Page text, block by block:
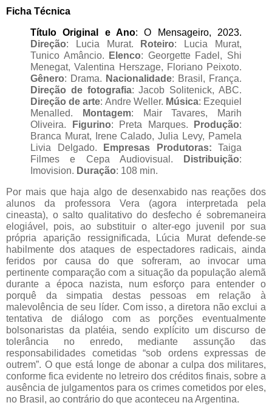
Ficha Técnica
Título Original e Ano
Direção: Lucia Murat. Roteiro: Lucia Murat,
Tunico Amâncio.
Elenco: Georgette Fadel, Shi
Menegat, Valentina Herszage, Floriano Peixoto.
Gênero: Drama. Nacionalidade: Brasil, França.
Direção de fotografia: Jacob Solitenick, ABC.
Direção de arte: Andre Weller. Música: Ezequiel
Menalled.
Montagem: Mair Tavares, Marih
Oliveira.
Figurino: Preta Marques. Produção:
Branca Murat, Irene Calado, Julia Levy, Pamela
Livia Delgado.
Empresas Produtoras: Taiga
Filmes e Cepa Audiovisual.
Distribuição:
Imovision. Duração: 108 min.
Por mais que haja algo de desenxabido nas reações dos
alunos da professora Vera (agora interpretada pela
cineasta), o salto qualitativo do desfecho é sobremaneira
elogiável, pois, ao substituir o alter-ego juvenil por sua
própria aparição ressignificada, Lúcia Murat defende-se
habilmente dos ataques de espectadores radicais, ainda
feridos por causa do que sofreram, ao invocar uma
pertinente comparação com a situação da população alemã
durante a época nazista, num esforço para entender o
porquê da simpatia destas pessoas em relação à
malevolência de seu líder. Com isso, a diretora não exclui a
tentativa de diálogo com as porções eventualmente
bolsonaristas da platéia, sendo explícito um discurso de
tolerância no enredo, mediante assunção das
responsabilidades cometidas “sob ordens expressas de
outrem”. O que está longe de abonar a culpa dos militares,
conforme fica evidente no letreiro dos créditos finais, sobre a
ausência de julgamentos para os crimes cometidos por eles,
no Brasil, ao contrário do que aconteceu na Argentina.